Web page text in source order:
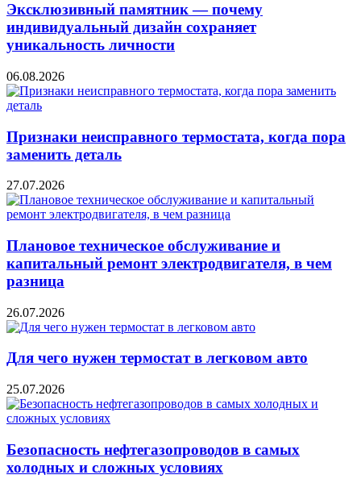
Эксклюзивный памятник — почему
индивидуальный дизайн сохраняет
уникальность личности
06.08.2026
Признаки неисправного термостата, когда пора
заменить деталь
27.07.2026
Плановое техническое обслуживание и
капитальный ремонт электродвигателя, в чем
разница
26.07.2026
Для чего нужен термостат в легковом авто
25.07.2026
Безопасность нефтегазопроводов в самых
холодных и сложных условиях